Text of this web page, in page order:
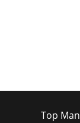
Top